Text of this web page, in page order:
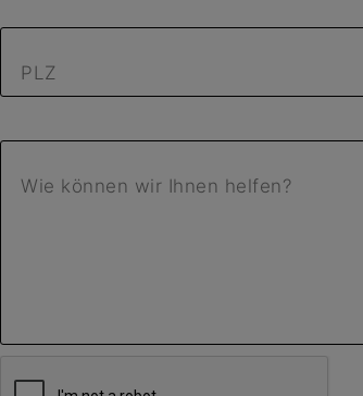
PLZ
Wie können wir Ihnen helfen?